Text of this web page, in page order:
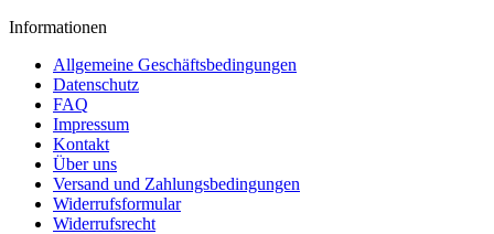
Informationen
Allgemeine Geschäftsbedingungen
Datenschutz
FAQ
Impressum
Kontakt
Über uns
Versand und Zahlungsbedingungen
Widerrufsformular
Widerrufsrecht